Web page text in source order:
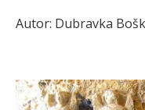
Autor: Dubravka